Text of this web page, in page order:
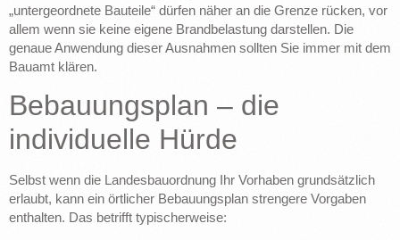
„untergeordnete Bauteile“ dürfen näher an die Grenze rücken, vor
allem wenn sie keine eigene Brandbelastung darstellen. Die
genaue Anwendung dieser Ausnahmen sollten Sie immer mit dem
Bauamt klären.
Bebauungsplan – die
individuelle Hürde
Selbst wenn die Landesbauordnung Ihr Vorhaben grundsätzlich
erlaubt, kann ein örtlicher Bebauungsplan strengere Vorgaben
enthalten. Das betrifft typischerweise: